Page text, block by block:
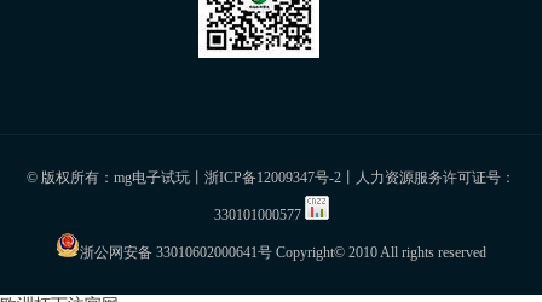
© 版权所有：mg电子试玩丨 浙ICP备12009347号-2 丨人力资源服务许可证号：
330101000577
浙公网安备 33010602000641号 Copyright© 2010 All rights reserved